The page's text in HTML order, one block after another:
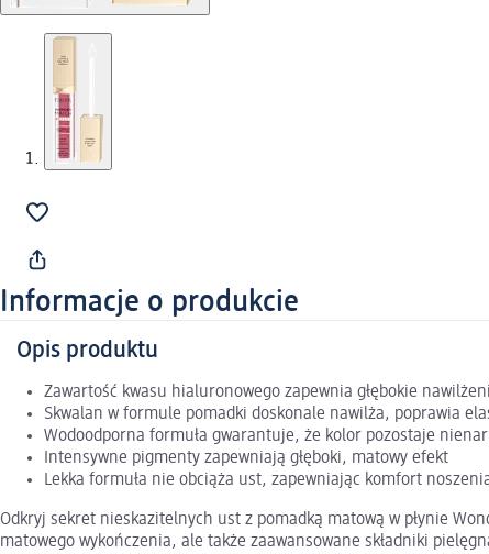
Informacje o produkcie
Opis produktu
Zawartość kwasu hialuronowego zapewnia głębokie
Skwalan w formule pomadki doskonale nawilża, poprawia
Wodoodporna formuła gwarantuje, że kolor pozostaje
Intensywne pigmenty zapewniają głęboki, matowy efekt
Lekka formuła nie obciąża ust, zapewniając komfort
Odkryj sekret nieskazitelnych ust z pomadką matową w płynie
matowego wykończenia, ale także zaawansowane składniki